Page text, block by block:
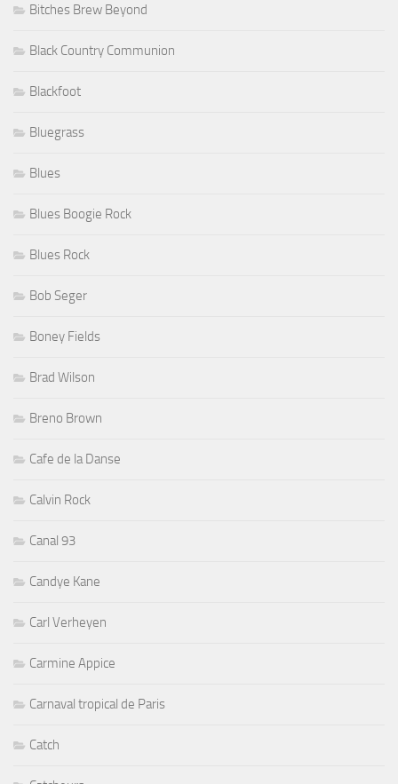
Bitches Brew Beyond
Black Country Communion
Blackfoot
Bluegrass
Blues
Blues Boogie Rock
Blues Rock
Bob Seger
Boney Fields
Brad Wilson
Breno Brown
Cafe de la Danse
Calvin Rock
Canal 93
Candye Kane
Carl Verheyen
Carmine Appice
Carnaval tropical de Paris
Catch